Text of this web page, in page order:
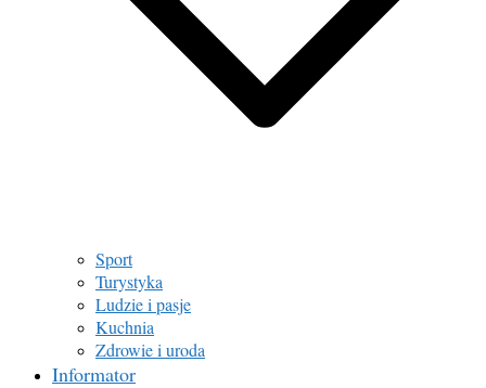
Sport
Turystyka
Ludzie i pasje
Kuchnia
Zdrowie i uroda
Informator